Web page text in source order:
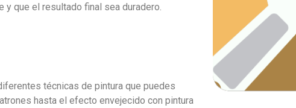
y que el resultado final sea duradero.
técnicas de pintura que puedes
hasta el efecto envejecido con pintura
¡Vamos a